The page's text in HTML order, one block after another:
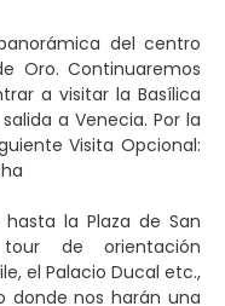
del centro
Oro. Continuaremos
a visitar la Basílica
a Venecia. Por la
Visita Opcional:
la Plaza de San
de orientación
el Palacio Ducal etc.,
donde nos harán una